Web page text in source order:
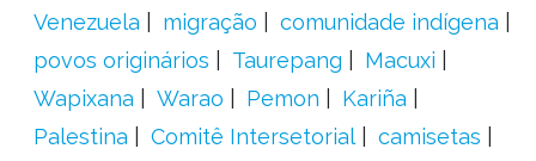
Venezuela
migração
comunidade indígena
povos originários
Taurepang
Macuxi
Wapixana
Warao Pemon
Kariña
Palestina
Comitê Intersetorial
camisetas